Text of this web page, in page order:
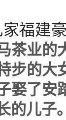
福建
茶业的
步的大
娶了安
的儿子